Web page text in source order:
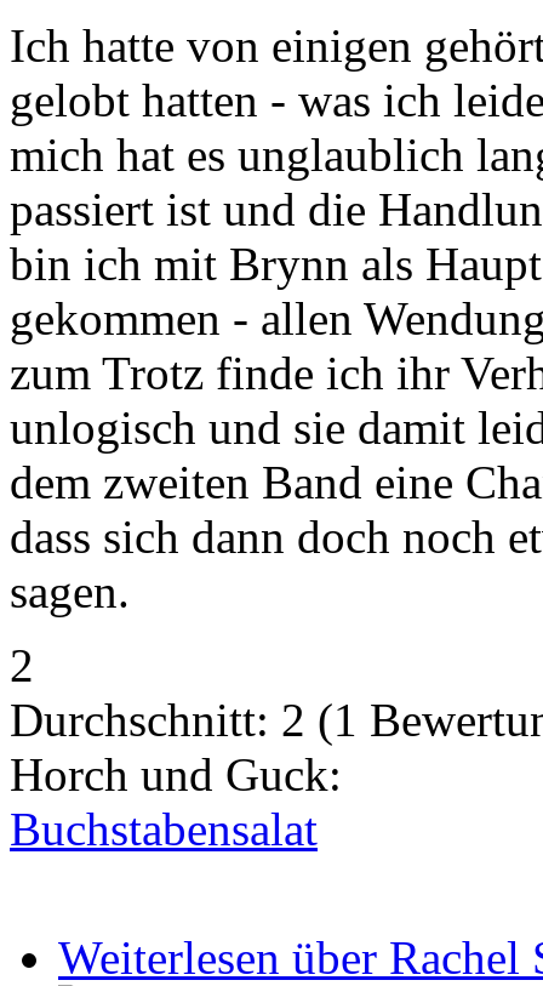
Ich hatte von einigen
gelobt hatten - was ich
mich hat es unglaublich
passiert ist und die
bin ich mit Brynn als
gekommen - allen
zum Trotz finde ich ihr
unlogisch und sie damit
dem zweiten Band eine
dass sich dann doch noch
sagen.
2
Durchschnitt: 2 (1
Horch und Guck:
Buchstabensalat
Weiterlesen über Rachel